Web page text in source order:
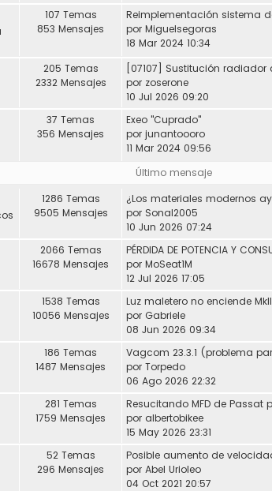
107 Temas
853 Mensajes
por Miguelsegoras
18 Mar 2024 10:34
205 Temas
2332 Mensajes
por zoserone
10 Jul 2026 09:20
37 Temas
356 Mensajes
Exeo "Cuprado"
por junantoooro
11 Mar 2024 09:56
Último mensaje
1286 Temas
9505 Mensajes
por Sonal2005
10 Jun 2026 07:24
2066 Temas
16678 Mensajes
por MoSeat1M
12 Jul 2026 17:05
1538 Temas
10056 Mensajes
Luz maletero no enciende MkII
por Gabriele
08 Jun 2026 09:34
186 Temas
1487 Mensajes
por Torpedo
06 Ago 2026 22:32
281 Temas
1759 Mensajes
por albertobikee
15 May 2026 23:31
52 Temas
296 Mensajes
por Abel Urioleo
04 Oct 2021 20:57